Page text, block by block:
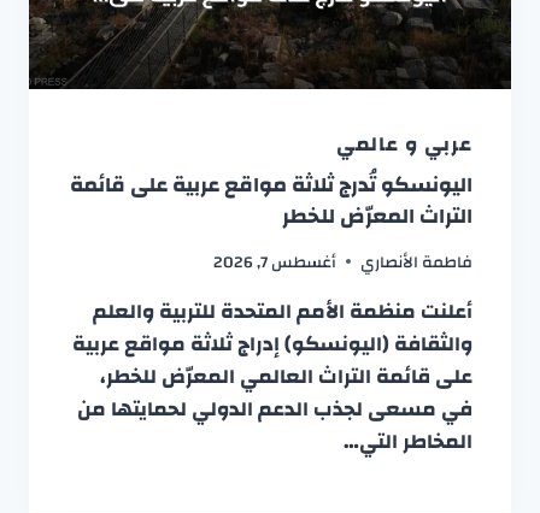
عربي و عالمي
اليونسكو تُدرج ثلاثة مواقع عربية على قائمة
التراث المعرّض للخطر
فاطمة الأنصاري أغسطس 7, 2026
أعلنت منظمة الأمم المتحدة للتربية والعلم
والثقافة (اليونسكو) إدراج ثلاثة مواقع عربية
على قائمة التراث العالمي المعرّض للخطر،
في مسعى لجذب الدعم الدولي لحمايتها من
المخاطر التي…